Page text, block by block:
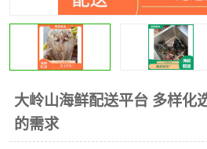
大岭山海鲜配送平台 多样化
的需求